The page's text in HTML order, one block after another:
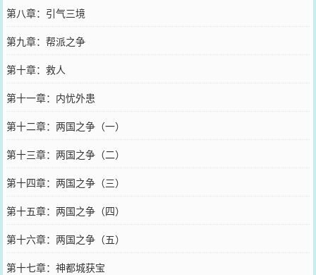
第八章：引气三境
第九章：帮派之争
第十章：救人
第十一章：内忧外患
第十二章：两国之争（一）
第十三章：两国之争（二）
第十四章：两国之争（三）
第十五章：两国之争（四）
第十六章：两国之争（五）
第十七章：神都城获宝